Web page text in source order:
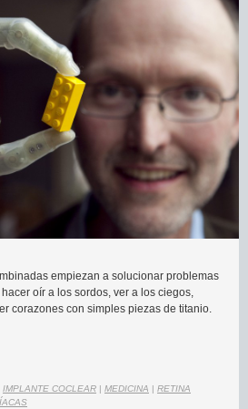
empiezan a solucionar problemas
oír a los sordos, ver a los ciegos,
corazones con simples piezas de titanio.
IMPLANTE COCLEAR | MEDICINA | RETINA